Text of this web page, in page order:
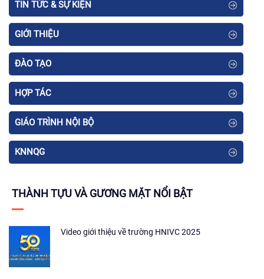
TIN TỨC & SỰ KIỆN
GIỚI THIỆU
ĐÀO TẠO
HỢP TÁC
GIÁO TRÌNH NỘI BỘ
KNNQG
THÀNH TỰU VÀ GƯƠNG MẶT NỔI BẬT
Video giới thiệu về trường HNIVC 2025